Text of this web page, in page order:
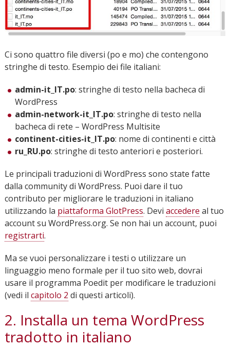
Ci sono quattro file diversi (po e mo) che contengono
stringhe di testo. Esempio dei file italiani:
admin-it_IT.po: stringhe di testo nella bacheca di
WordPress
admin-network-it_IT.po: stringhe di testo nella
bacheca di rete – WordPress Multisite
continent-cities-it_IT.po: nome di continenti e città
ru_RU.po: stringhe di testo anteriori e posteriori.
Le principali traduzioni di WordPress sono state fatte
dalla community di WordPress. Puoi dare il tuo
contributo per migliorare le traduzioni in italiano
utilizzando la piattaforma GlotPress. Devi accedere al tuo
account su WordPress.org. Se non hai un account, puoi
registrarti.
Ma se vuoi personalizzare i testi o utilizzare un
linguaggio meno formale per il tuo sito web, dovrai
usare il programma Poedit per modificare le traduzioni
(vedi il capitolo 2 di questi articoli).
2. Installa un tema WordPress
tradotto in italiano